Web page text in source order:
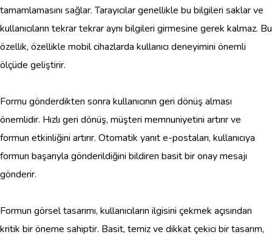
tamamlamasını sağlar. Tarayıcılar genellikle bu bilgileri saklar ve
kullanıcıların tekrar tekrar aynı bilgileri girmesine gerek kalmaz. Bu
özellik, özellikle mobil cihazlarda kullanıcı deneyimini önemli
ölçüde geliştirir.
Formu gönderdikten sonra kullanıcının geri dönüş alması
önemlidir. Hızlı geri dönüş, müşteri memnuniyetini artırır ve
formun etkinliğini artırır. Otomatik yanıt e-postaları, kullanıcıya
formun başarıyla gönderildiğini bildiren basit bir onay mesajı
gönderir.
Formun görsel tasarımı, kullanıcıların ilgisini çekmek açısından
kritik bir öneme sahiptir. Basit, temiz ve dikkat çekici bir tasarım,